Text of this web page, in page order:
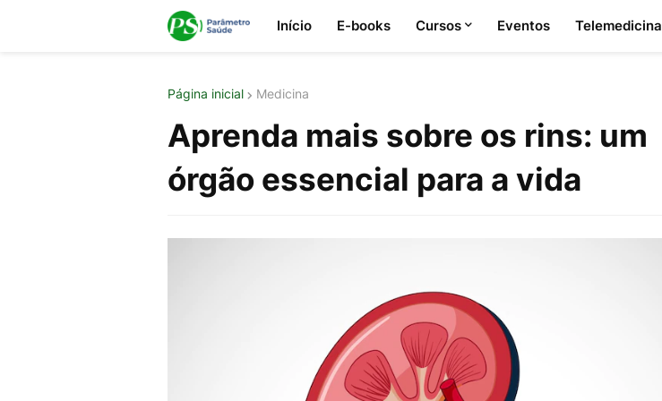
Início E-books Cursos Eventos Telemedicina
Página inicial Medicina
Aprenda mais sobre os rins: um
órgão essencial para a vida